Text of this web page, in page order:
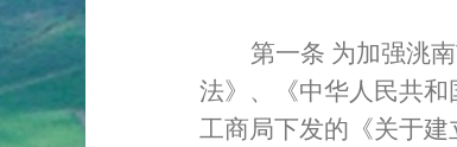
第一条 为加强洮
法》、《中华人民共
工商局下发的《关于